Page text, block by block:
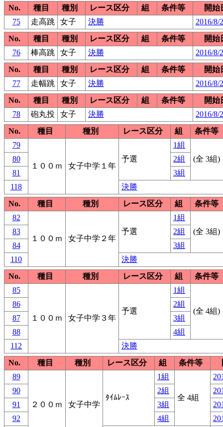
No.
種目 種別 レース区分 組 条件等
開始
75
走高跳 女子 決勝
2016/8/
No.
種目 種別 レース区分 組 条件等
開始
76
棒高跳 女子 決勝
2016/8/
No.
種目 種別 レース区分 組 条件等
開始
77
走幅跳 女子 決勝
2016/8/
No.
種目 種別 レース区分 組 条件等
開始
78
砲丸投 女子 決勝
2016/8/
No.
種目 種別 レース区分 組
条件等
79
１００ｍ 女子中学１年
予選
1組
(全 3組)
80
2組
81
3組
118
決勝
No.
種目 種別 レース区分 組
条件等
82
１００ｍ 女子中学２年
予選
1組
(全 3組)
83
2組
84
3組
110
決勝
No.
種目 種別 レース区分 組
条件等
85
１００ｍ 女子中学３年
予選
1組
(全 4組)
86
2組
87
3組
88
4組
112
決勝
No.
種目 種別 レース区分 組 条件等
89
２００ｍ 女子中学
ﾀｲﾑﾚｰｽ
1組
全 4組
90
2組
91
3組
92
4組